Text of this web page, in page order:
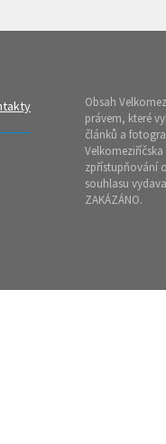
Obsah
právem, které
článků a
zpřístupňování
souhlasu
ZAKÁZÁNO.